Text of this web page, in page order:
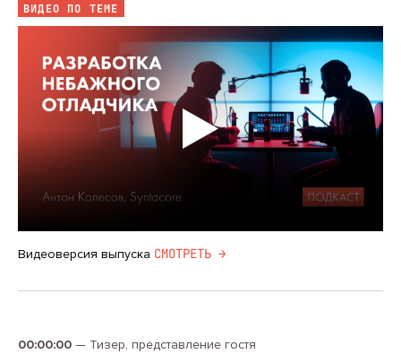
ВИДЕО ПО ТЕМЕ
Видеоверсия выпуска CМОТРЕТЬ →
00:00:00 — Тизер, представление гостя